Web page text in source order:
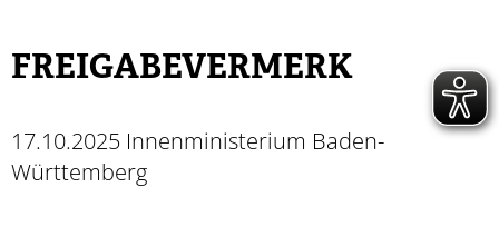
FREIGABEVERMERK
17.10.2025 Innenministerium Baden-
Württemberg